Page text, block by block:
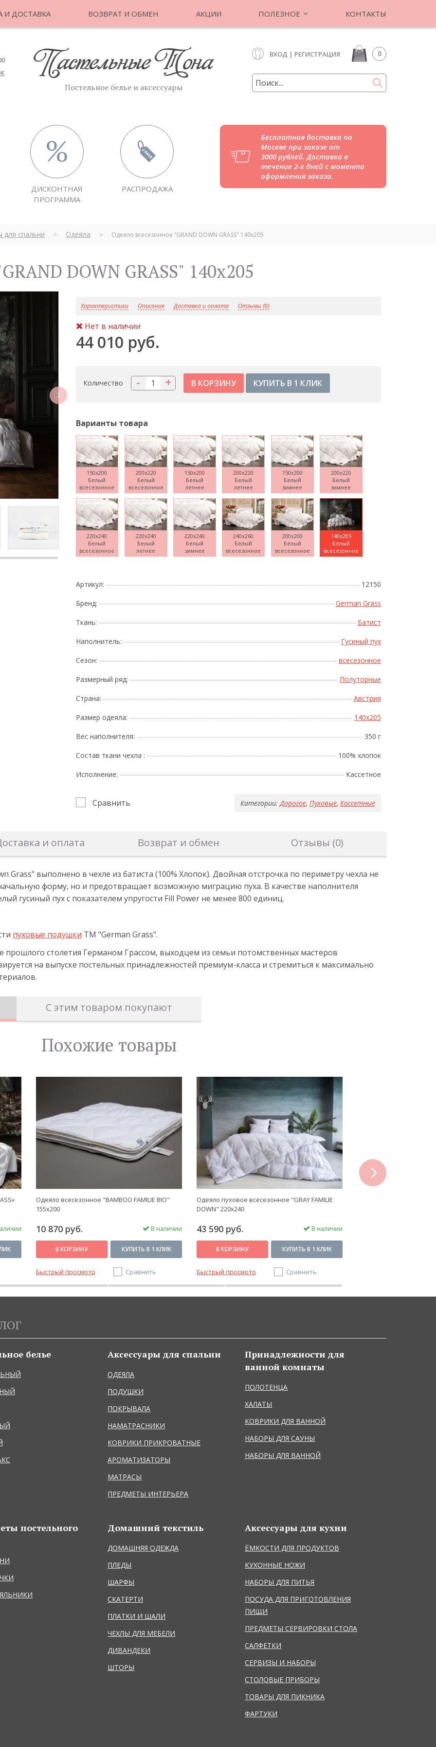
И ДОСТАВКА ВОЗВРАТ И ОБМЕН АКЦИИ ПОЛЕЗНОЕ КОНТАКТЫ
ВХОД | РЕГИСТРАЦИЯ 0
Постельное белье и аксессуары
ДИСКОНТНАЯ
ПРОГРАММА
РАСПРОДАЖА
Бесплатная доставка по
Москве при заказе от
3000 рублей. Доставка в
течение 2-х дней с момента
оформления заказа.
для спальни > Одеяла > Одеяло всесезонное "GRAND DOWN GRASS" 140х205
DOWN GRASS" 140х205
Поднесите мышку
Характеристики Описание Доставка и оплата Отзывы (0)
Нет в наличии
44 010 руб.
Количество +
- КУПИТЬ В 1 КЛИК
Варианты товара
150x200
Белый
всесезонное
200x220
Белый
всесезонное
150x200
Белый
летнее
200x220
Белый
летнее
150x200
Белый
зимнее
200x220
Белый
зимнее
220x240
Белый
всесезонное
220x240
Белый
летнее
220x240
Белый
зимнее
240x260
Белый
всесезонное
200x200
Белый
всесезонное
140x205
Белый
всесезонное
Артикул: 12150
Бренд: German Grass
Ткань: Батист
Наполнитель: Гусиный пух
Сезон: всесезонное
Размерный ряд: Полуторные
Страна: Австрия
Размер одеяла: 140x205
Вес наполнителя: 350 г
Состав ткани чехла : 100% хлопок
Исполнение: Кассетное
Сравнить Категории: Дорогое, Пуховые, Кассетные
и оплата Возврат и обмен Отзывы (0)
Grass" выполнено в чехле из батиста (100% Хлопок). Двойная отстрочка по периметру чехла не
форму, но и предотвращает возможную миграцию пуха. В качестве наполнителя
гусиный пух с показателем упругости Fill Power не менее 800 единиц.
пуховые подушки ТМ "German Grass".
прошлого столетия Германом Грассом, выходцем из семьи потомственных мастеров
на выпуске постельных принадлежностей премиум-класса и стремиться к максимально
С этим товаром покупают
Похожие товары
Одеяло всесезонное "BAMBOO FAMILIE BIO"
155х200
10 870 руб. В наличии
В КОРЗИНУ КУПИТЬ В 1 КЛИК
Быстрый просмотр Сравнить
Одеяло пуховое всесезонное "GRAY FAMILIE
DOWN" 220х240
43 590 руб. В наличии
В КОРЗИНУ КУПИТЬ В 1 КЛИК
Быстрый просмотр Сравнить
next
белье Аксессуары для спальни
ОДЕЯЛА
ПОДУШКИ
ПОКРЫВАЛА
НАМАТРАСНИКИ
КОВРИКИ ПРИКРОВАТНЫЕ
АРОМАТИЗАТОРЫ
МАТРАСЫ
ПРЕДМЕТЫ ИНТЕРЬЕРА
Принадлежности для
ванной комнаты
ПОЛОТЕНЦА
ХАЛАТЫ
КОВРИКИ ДЛЯ ВАННОЙ
НАБОРЫ ДЛЯ САУНЫ
НАБОРЫ ДЛЯ ВАННОЙ
постельного
Домашний текстиль
ДОМАШНЯЯ ОДЕЖДА
ПЛЕДЫ
ШАРФЫ
СКАТЕРТИ
ПЛАТКИ И ШАЛИ
ЧЕХЛЫ ДЛЯ МЕБЕЛИ
ДИВАНДЕКИ
ШТОРЫ
Аксессуары для кухни
ЁМКОСТИ ДЛЯ ПРОДУКТОВ
КУХОННЫЕ НОЖИ
НАБОРЫ ДЛЯ ПИТЬЯ
ПОСУДА ДЛЯ ПРИГОТОВЛЕНИЯ
ПИЩИ
ПРЕДМЕТЫ СЕРВИРОВКИ СТОЛА
САЛФЕТКИ
СЕРВИЗЫ И НАБОРЫ
СТОЛОВЫЕ ПРИБОРЫ
ТОВАРЫ ДЛЯ ПИКНИКА
ФАРТУКИ